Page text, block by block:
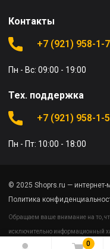
0
Контакты
+7 (921) 958-1-
Пн - Вс: 09:00 - 19:00
Тех. поддержка
+7 (921) 958-1-
Пн - Пт: 10:00 - 18:00
© 2025 Shoprs.ru — интернет-
Политика
Обращаем ваше внимание на то,
исключительно информационный
публичной офертой определяемой